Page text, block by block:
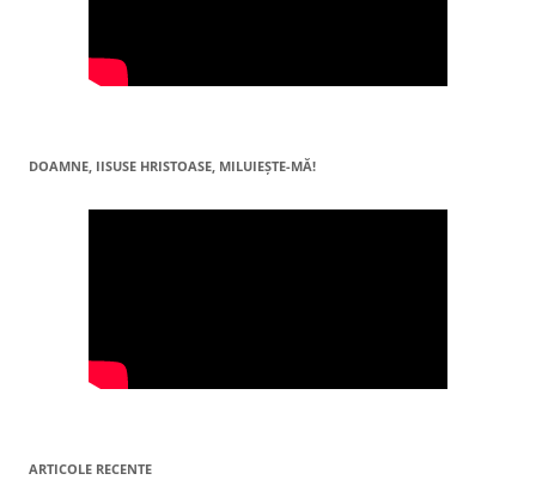
DOAMNE, IISUSE HRISTOASE, MILUIEŞTE-MĂ!
ARTICOLE RECENTE